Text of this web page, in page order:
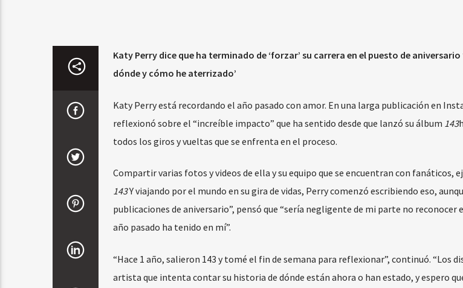
Katy Perry dice que ha terminado de ‘forzar’ su carrera en el puesto de aniversario
dónde y cómo he aterrizado’
Katy Perry está recordando el año pasado con amor. En una larga publicación en
reflexionó sobre el “increíble impacto” que ha sentido desde que lanzó su álbum 143
todos los giros y vueltas que se enfrenta en el proceso.
Compartir varias fotos y videos de ella y su equipo que se encuentran con fanáticos,
143Y viajando por el mundo en su gira de vidas, Perry comenzó escribiendo eso,
publicaciones de aniversario”, pensó que “sería negligente de mi parte no
año pasado ha tenido en mí”.
“Hace 1 año, salieron 143 y tomé el fin de semana para reflexionar”, continuó. “Los
artista que intenta contar su historia de dónde están ahora o han estado, y espero